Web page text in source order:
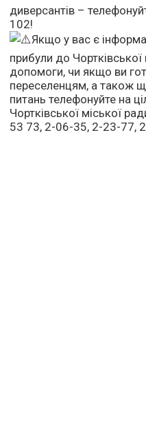
диверсантів –
102!
Якщо у вас є
прибули до
допомоги, чи якщо ви
переселенцям, а також
питань телефонуйте на
Чортківської міської
53 73, 2-06-35, 2-23-77,